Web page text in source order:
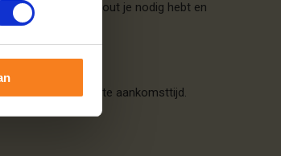
zelf hoeveel hout je nodig hebt en
met de verwachte aankomsttijd.